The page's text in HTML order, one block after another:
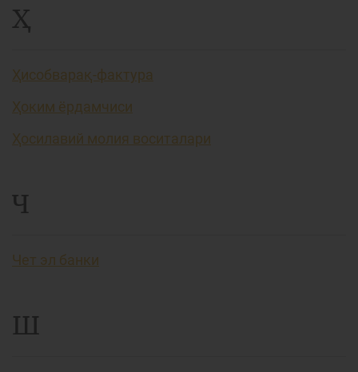
Ҳ
Ҳисобварақ-фактура
Ҳоким ёрдамчиси
Ҳосилавий молия воситалари
Ч
Чет эл банки
Ш